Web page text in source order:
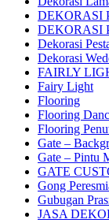
DEKORASI
DEKORASI
Dekorasi
Dekorasi
FAIRLY
Fairy Light
Flooring
Flooring
Flooring
Gate –
Gate – Pintu
GATE
Gong
Gubugan
JASA